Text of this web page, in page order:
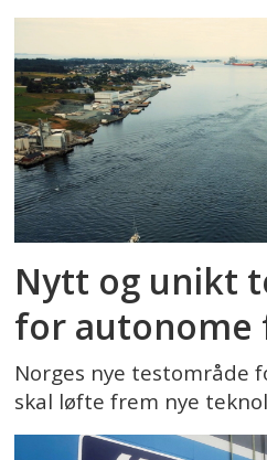
Nytt og unikt
for autonome
Norges nye testområde
skal løfte frem nye